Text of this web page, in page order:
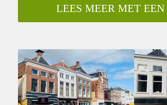
Ebbingestraat, midden in het hart van
biedt deze fijne gestoffeerde studio
op de 2e verdieping en biedt een
gezellige winkelstraat. Op slechts 200
Grote Markt, met al haar leuke
uitgaansgelegenheden, hoef je je hier
LEES MEER MET